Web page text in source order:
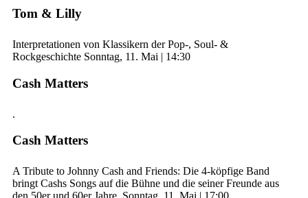
Tom & Lilly
Interpretationen von Klassikern der Pop-, Soul- &
Rockgeschichte Sonntag, 11. Mai | 14:30
Cash Matters
.
Cash Matters
A Tribute to Johnny Cash and Friends: Die 4-köpfige Band
bringt Cashs Songs auf die Bühne und die seiner Freunde aus